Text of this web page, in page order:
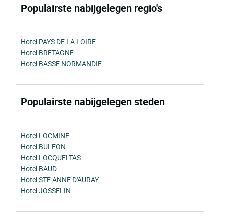
Populairste nabijgelegen regio's
Hotel PAYS DE LA LOIRE
Hotel BRETAGNE
Hotel BASSE NORMANDIE
Populairste nabijgelegen steden
Hotel LOCMINE
Hotel BULEON
Hotel LOCQUELTAS
Hotel BAUD
Hotel STE ANNE D'AURAY
Hotel JOSSELIN